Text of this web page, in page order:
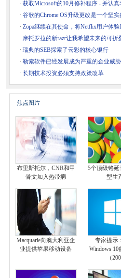
· 获取Microsoft的10月修补程序 - 并认真
· 谷歌的Chrome OS升级更改是一个坚
· Zopa继续在其使命，将Netflix用户体
· 摩托罗拉的新razr让我希望未来的可折
· 瑞典的SEB探索了云彩的核心银行
· 勒索软件已经发展成为严重的企业威胁
· 长期技术投资必须支持政策改革
焦点图片
布里斯托尔，CNR和甲
骨文加入热带病
5个顶级铬
型生
Macquarie向澳大利亚企
业提供苹果移动设备
专家提示
Windows
（